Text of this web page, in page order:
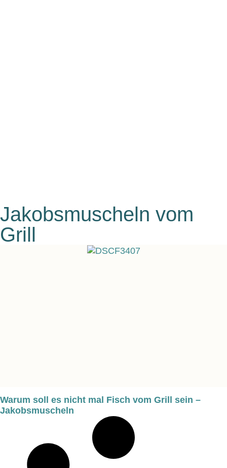
Jakobsmuscheln vom
Grill
Warum soll es nicht mal Fisch vom Grill sein –
Jakobsmuscheln